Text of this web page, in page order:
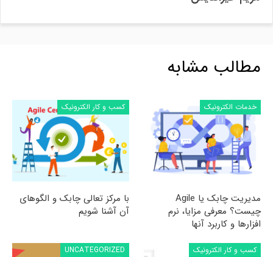
مطالب مشابه
خدمات الکترونیک
مدیریت چابک یا Agile
چیست؟ معرفی مزایا، نرم
افزارها و کاربرد آنها
کسب و کار الکترونیک
با مرکز تعالی چابک و الگوهای
آن آشنا شویم
کسب و کار الکترونیک UNCATEGORIZED